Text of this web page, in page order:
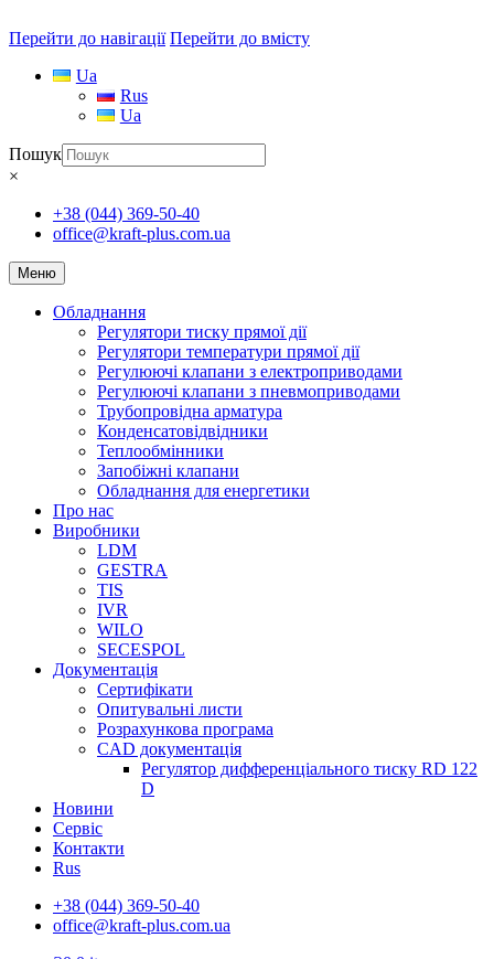
Перейти до навігації Перейти до вмісту
Ua
Rus
Ua
Пошук
×
+38 (044) 369-50-40
office@kraft-plus.com.ua
Меню
Обладнання
Регулятори тиску прямої дії
Регулятори температури прямої дії
Регулюючі клапани з електроприводами
Регулюючі клапани з пневмоприводами
Трубопровідна арматура
Конденсатовідвідники
Теплообмінники
Запобіжні клапани
Обладнання для енергетики
Про нас
Виробники
LDM
GESTRA
TIS
IVR
WILO
SECESPOL
Документація
Сертифікати
Опитувальні листи
Розрахункова програма
CAD документація
Регулятор дифференціального тиску RD 122
D
Новини
Сервіс
Контакти
Rus
+38 (044) 369-50-40
office@kraft-plus.com.ua